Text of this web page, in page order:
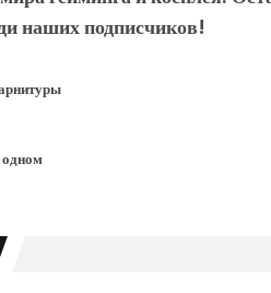
наших подписчиков!
одном